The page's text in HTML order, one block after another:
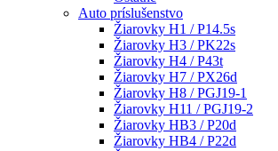
Auto príslušenstvo
Žiarovky H1 / P14.5s
Žiarovky H3 / PK22s
Žiarovky H4 / P43t
Žiarovky H7 / PX26d
Žiarovky H8 / PGJ19-1
Žiarovky H11 / PGJ19-2
Žiarovky HB3 / P20d
Žiarovky HB4 / P22d